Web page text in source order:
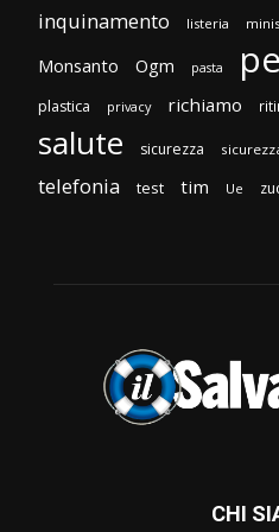
inquinamento listeria
Monsanto Ogm pasta
plastica privacy richiamo
salute sicurezza
telefonia test tim Ue
CHI